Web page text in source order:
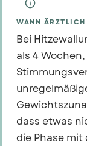

WANN
Bei
als 4
dass etwas
die Phase